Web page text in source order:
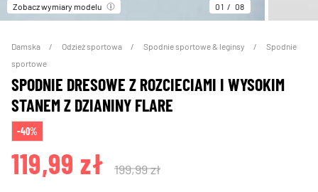
Zobacz wymiary modelu 01 08
Damska Odzież sportowa Spodnie sportowe & leginsy
Spodnie
sportowe
SPODNIE DRESOWE Z ROZCIECIAMI I WYSOKIM
STANEM Z DZIANINY FLARE
-40%
119,99 zł 199,99 zł